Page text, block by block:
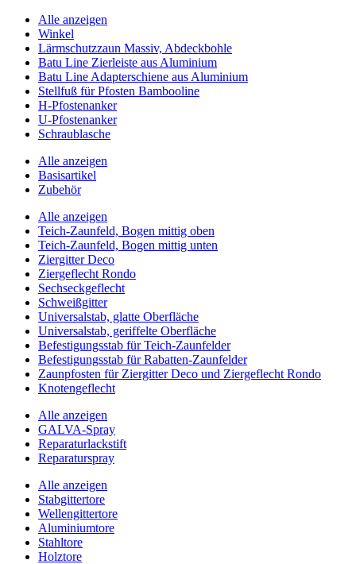
Alle anzeigen
Winkel
Lärmschutzzaun Massiv, Abdeckbohle
Batu Line Zierleiste aus Aluminium
Batu Line Adapterschiene aus Aluminium
Stellfuß für Pfosten Bambooline
H-Pfostenanker
U-Pfostenanker
Schraublasche
Alle anzeigen
Basisartikel
Zubehör
Alle anzeigen
Teich-Zaunfeld, Bogen mittig oben
Teich-Zaunfeld, Bogen mittig unten
Ziergitter Deco
Ziergeflecht Rondo
Sechseckgeflecht
Schweißgitter
Universalstab, glatte Oberfläche
Universalstab, geriffelte Oberfläche
Befestigungsstab für Teich-Zaunfelder
Befestigungsstab für Rabatten-Zaunfelder
Zaunpfosten für Ziergitter Deco und Ziergeflecht Rondo
Knotengeflecht
Alle anzeigen
GALVA-Spray
Reparaturlackstift
Reparaturspray
Alle anzeigen
Stabgittertore
Wellengittertore
Aluminiumtore
Stahltore
Holztore